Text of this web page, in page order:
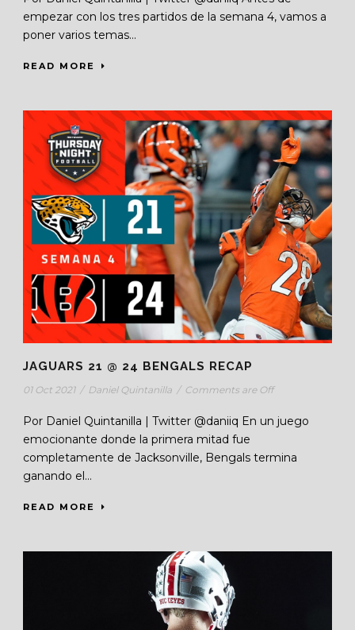
empezar con los tres partidos de la semana 4, vamos a
poner varios temas...
READ MORE
JAGUARS 21 @ 24 BENGALS RECAP
01 Oct 2021 / Daniel Quintanilla / Comments are Off
Por Daniel Quintanilla | Twitter @daniiq En un juego
emocionante donde la primera mitad fue
completamente de Jacksonville, Bengals termina
ganando el...
READ MORE